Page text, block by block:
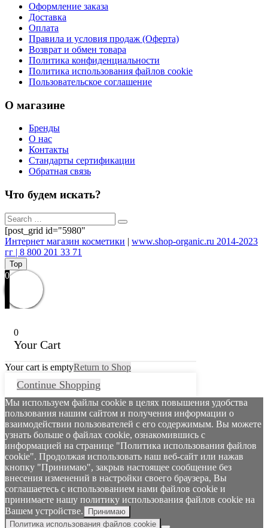
Оформление заказа
Доставка
Оплата
Правила и условия продаж (Оферта)
Возврат и обмен товара
Политика конфиденциальности
Политика использования файлов cookie
Пользовательское соглашение
О магазине
Бренды
О нас
Контакты
Стандарты сертификации
Обратная связь
Что будем искать?
[post_grid id="5980"
Интернет магазин косметики | www.shop-organic.ru 2014-2023
гг | 8 800 201 33 71
Top
0
0
Your Cart
Your cart is emptyReturn to Shop
Continue Shopping
Мы используем файлы cookie в целях повышения удобства
пользования нашим сайтом и получения информации о
взаимодействии пользователей с его содержимым. Вы можете
узнать больше о файлах cookie, ознакомившись с
информацией на странице "Политика использования файлов
cookie". Продолжая использовать наш веб-сайт или нажав
кнопку "Принимаю", закрыв настоящее сообщение без
внесения изменений в настройки своего браузера, Вы
соглашаетесь с использованием нами файлов cookie и
принимаете нашу политику использования файлов cookie на
Вашем устройстве.
Принимаю
Политика использования файлов cookie